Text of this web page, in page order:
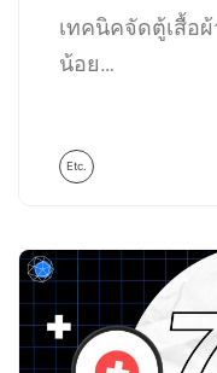
เทคนิคจัดตู้เสื้อผ้
น้อย…
Etc.